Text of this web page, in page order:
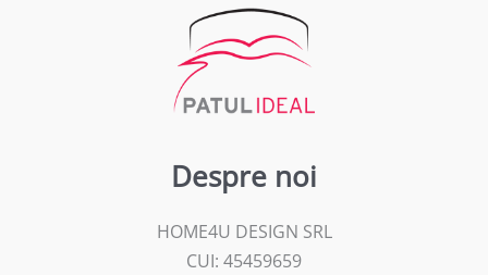
Despre noi
HOME4U DESIGN SRL
CUI: 45459659